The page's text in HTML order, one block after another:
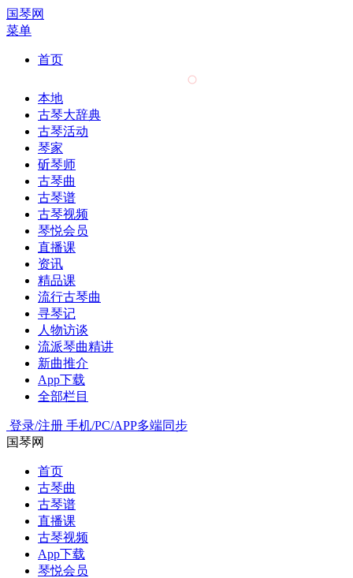
国琴网
菜单
首页
本地
古琴大辞典
古琴活动
琴家
斫琴师
古琴曲
古琴谱
古琴视频
琴悦会员
直播课
资讯
精品课
流行古琴曲
寻琴记
人物访谈
流派琴曲精讲
新曲推介
App下载
全部栏目
登录/注册 手机/PC/APP多端同步
国琴网
首页
古琴曲
古琴谱
直播课
古琴视频
App下载
琴悦会员